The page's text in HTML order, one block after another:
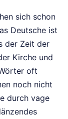
sich schon
Deutsche ist
der Zeit der
Kirche und
oft
noch nicht
durch vage